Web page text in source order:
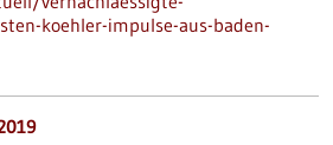
koehler-impulse-aus-baden-